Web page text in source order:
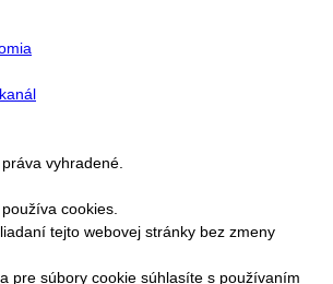
vyhradené.
cookies.
tejto webovej stránky bez zmeny
pre súbory cookie súhlasíte s používaním